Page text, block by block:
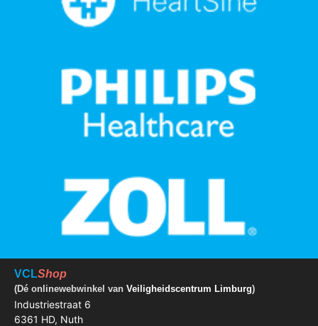
VCLShop
(Dé onlinewebwinkel van Veiligheidscentrum Limburg)
Industriestraat 6
6361 HD, Nuth